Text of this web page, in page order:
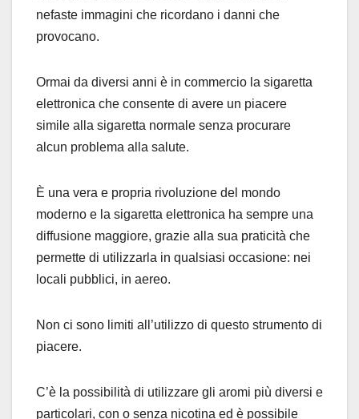
nefaste immagini che ricordano i danni che
provocano.
Ormai da diversi anni è in commercio la sigaretta
elettronica che consente di avere un piacere
simile alla sigaretta normale senza procurare
alcun problema alla salute.
È una vera e propria rivoluzione del mondo
moderno e la sigaretta elettronica ha sempre una
diffusione maggiore, grazie alla sua praticità che
permette di utilizzarla in qualsiasi occasione: nei
locali pubblici, in aereo.
Non ci sono limiti all’utilizzo di questo strumento di
piacere.
C’è la possibilità di utilizzare gli aromi più diversi e
particolari, con o senza nicotina ed è possibile